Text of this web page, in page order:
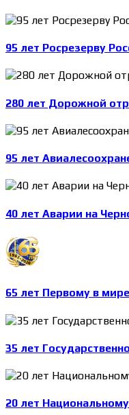
95 лет Росрезерву
280 лет Дорожной
95 лет
40 лет Аварии на
65 лет Первому в
35 лет
20 лет